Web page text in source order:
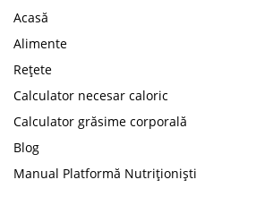
Acasă
Alimente
Rețete
Calculator necesar caloric
Calculator grăsime corporală
Blog
Manual Platformă Nutriționiști